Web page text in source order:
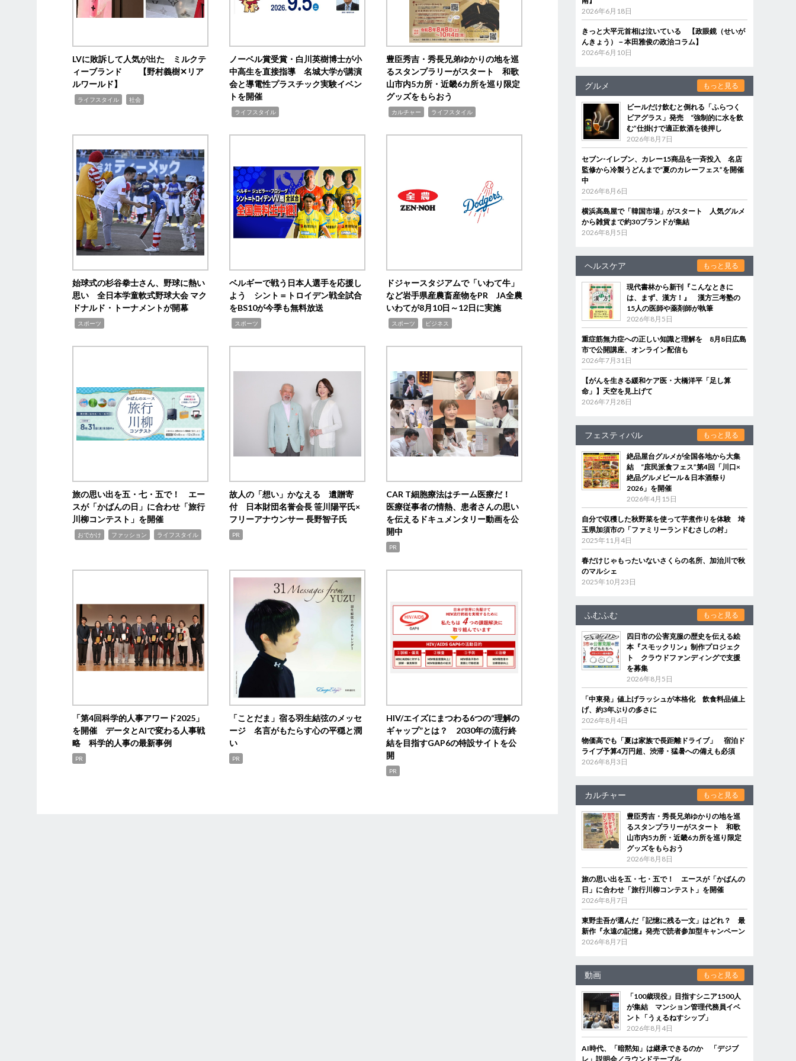
LVに敗訴して人気が出た ミルクテ
ィーブランド 【野村義樹✕リア
ルワールド】
ライフスタイル 社会
ノーベル賞受賞・白川英樹博士が小
中高生を直接指導 名城大学が講演
会と導電性プラスチック実験イベン
トを開催
ライフスタイル
豊臣秀吉・秀長兄弟ゆかりの地を巡
るスタンプラリーがスタート 和歌
山市内5カ所・近畿6カ所を巡り限定
グッズをもらおう
カルチャー ライフスタイル
始球式の杉谷拳士さん、野球に熱い
思い 全日本学童軟式野球大会 マク
ドナルド・トーナメントが開幕
スポーツ
ベルギーで戦う日本人選手を応援し
よう シント＝トロイデン戦全試合
をBS10が今季も無料放送
スポーツ
ドジャースタジアムで「いわて牛」
など岩手県産農畜産物をPR JA全農
いわてが8月10日～12日に実施
スポーツ ビジネス
旅の思い出を五・七・五で！ エー
スが「かばんの日」に合わせ「旅行
川柳コンテスト」を開催
おでかけ ファッション ライフスタイル
故人の「想い」かなえる 遺贈寄
付 日本財団名誉会長 笹川陽平氏×
フリーアナウンサー 長野智子氏
PR
CAR T細胞療法はチーム医療だ！
医療従事者の情熱、患者さんの思い
を伝えるドキュメンタリー動画を公
開中
PR
「第4回科学的人事アワード2025」
を開催 データとAIで変わる人事戦
略 科学的人事の最新事例
PR
「ことだま」宿る羽生結弦のメッセ
ージ 名言がもたらす心の平穏と潤
い
PR
HIV/エイズにまつわる6つの“理解の
ギャップ”とは？ 2030年の流行終
結を目指すGAP6の特設サイトを公
開
PR
2026年6月18日
きっと大平元首相は泣いている 【政眼鏡（せいが
んきょう）－本田雅俊の政治コラム】
2026年6月10日
グルメ もっと見る
ビールだけ飲むと倒れる「ふらつく
ビアグラス」発売 “強制的に水を飲
む”仕掛けで適正飲酒を後押し
2026年8月7日
セブン‐イレブン、カレー15商品を一斉投入 名店
監修から冷製うどんまで“夏のカレーフェス”を開催
中
2026年8月6日
横浜高島屋で「韓国市場」がスタート 人気グルメ
から雑貨まで約30ブランドが集結
2026年8月5日
ヘルスケア もっと見る
現代書林から新刊『こんなときに
は、まず、漢方！』 漢方三考塾の
15人の医師や薬剤師が執筆
2026年8月5日
重症筋無力症への正しい知識と理解を 8月8日広島
市で公開講座、オンライン配信も
2026年7月31日
【がんを生きる緩和ケア医・大橋洋平「足し算
命」】天空を見上げて
2026年7月28日
フェスティバル もっと見る
絶品屋台グルメが全国各地から大集
結 “庶民派食フェス”第4回「川口×
絶品グルメビール＆日本酒祭り
2026」を開催
2026年4月15日
自分で収穫した秋野菜を使って芋煮作りを体験 埼
玉県加須市の「ファミリーランドむさしの村」
2025年11月4日
春だけじゃもったいないさくらの名所、加治川で秋
のマルシェ
2025年10月23日
ふむふむ もっと見る
四日市の公害克服の歴史を伝える絵
本『スモックリン』制作プロジェク
ト クラウドファンディングで支援
を募集
2026年8月5日
「中東発」値上げラッシュが本格化 飲食料品値上
げ、約3年ぶりの多さに
2026年8月4日
物価高でも「夏は家族で長距離ドライブ」 宿泊ド
ライブ予算4万円超、渋滞・猛暑への備えも必須
2026年8月3日
カルチャー もっと見る
豊臣秀吉・秀長兄弟ゆかりの地を巡
るスタンプラリーがスタート 和歌
山市内5カ所・近畿6カ所を巡り限定
グッズをもらおう
2026年8月8日
旅の思い出を五・七・五で！ エースが「かばんの
日」に合わせ「旅行川柳コンテスト」を開催
2026年8月7日
東野圭吾が選んだ「記憶に残る一文」はどれ？ 最
新作『永遠の記憶』発売で読者参加型キャンペーン
2026年8月7日
動画 もっと見る
「100歳現役」目指すシニア1500人
が集結 マンション管理代務員イベ
ント「うぇるねすシップ」
2026年8月4日
AI時代、「暗黙知」は継承できるのか 「デジブ
レ」説明会／ラウンドテーブル